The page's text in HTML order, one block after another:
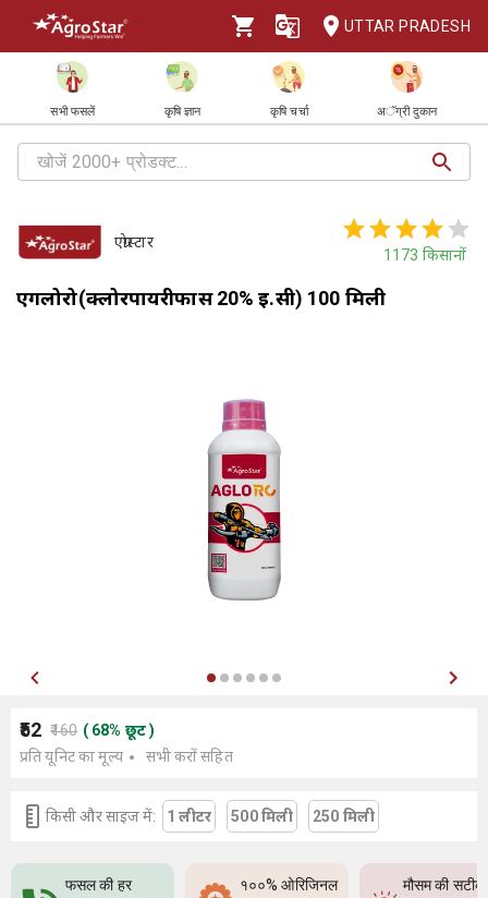
UTTAR PRADESH
सभी फसलें कृषि ज्ञान कृषि चर्चा अॅग्री दुकान
एग्रोस्टार
1173 किसानों
एगलोरो(क्लोरपायरीफास 20% ई.सी) 100 मिली
₹52 ₹160 ( 68% छूट)
प्रति यूनिट का मूल्य
सभी करों सहित
किसी और साइज में: 1 लीटर 500 मिली 250 मिली
फसल की हर
१००% ओरिजिनल
मौसम की सटीक